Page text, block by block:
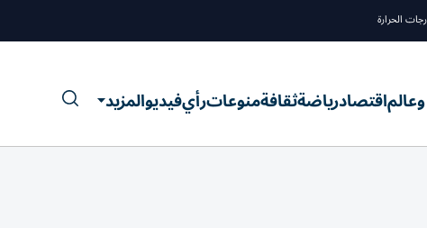
الحرارة
اقتصادرياضةثقافةمنوعاترأيفيديوالمزيد